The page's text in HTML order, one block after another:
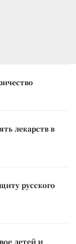
лекарств в
русского
детей и